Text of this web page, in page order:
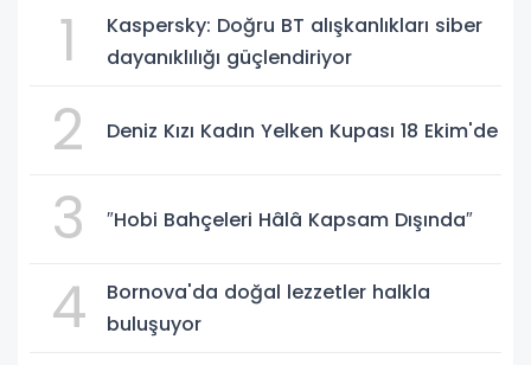
1
Kaspersky: Doğru BT alışkanlıkları siber
dayanıklılığı güçlendiriyor
2 Deniz Kızı Kadın Yelken Kupası 18 Ekim'de
3 ″Hobi Bahçeleri Hâlâ Kapsam Dışında″
4
Bornova'da doğal lezzetler halkla
buluşuyor